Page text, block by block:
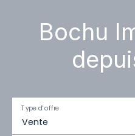
Bochu
Vente
Type d'offre